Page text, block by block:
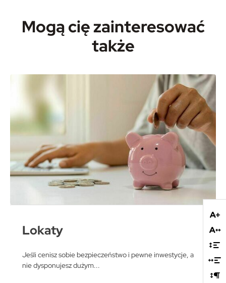
Mogą cię zainteresować
także
Lokaty
Jeśli cenisz sobie bezpieczeństwo i pewne inwestycje, a
nie dysponujesz dużym...